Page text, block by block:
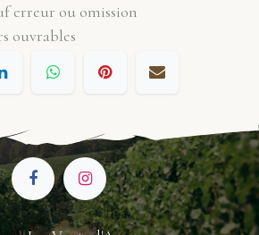
erreur ou omission
ouvrables